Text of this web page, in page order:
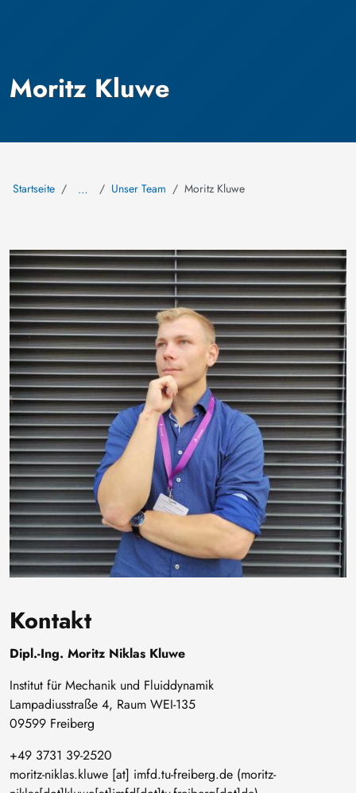
Moritz Kluwe
Startseite … Unser Team Moritz Kluwe
Bild
Kontakt
Dipl.-Ing. Moritz Niklas Kluwe
Institut für Mechanik und Fluiddynamik
Lampadiusstraße 4, Raum WEI-135
09599 Freiberg
+49 3731 39-2520
moritz-niklas.kluwe [at] imfd.tu-freiberg.de (moritz-